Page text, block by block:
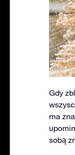
Gdy
ma
sobą